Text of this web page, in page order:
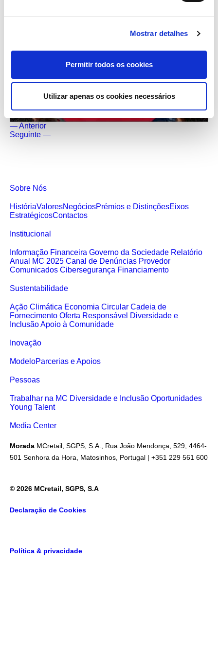
Mostrar detalhes
Permitir todos os cookies
Utilizar apenas os cookies necessários
— Anterior
Seguinte —
Sobre Nós
HistóriaValoresNegóciosPrémios e DistinçõesEixos
EstratégicosContactos
Institucional
Informação Financeira Governo da Sociedade Relatório
Anual MC 2025 Canal de Denúncias Provedor
Comunicados Cibersegurança Financiamento
Sustentabilidade
Ação Climática Economia Circular Cadeia de
Fornecimento Oferta Responsável Diversidade e
InclusãoApoio à Comunidade
Inovação
ModeloParcerias e Apoios
Pessoas
Trabalhar na MC Diversidade e Inclusão Oportunidades
Young Talent
Media Center
Morada MCretail, SGPS, S.A., Rua João Mendonça, 529, 4464-
501 Senhora da Hora, Matosinhos, Portugal | +351 229 561 600
© 2026 MCretail, SGPS, S.A
Declaração de Cookies
Política & privacidade